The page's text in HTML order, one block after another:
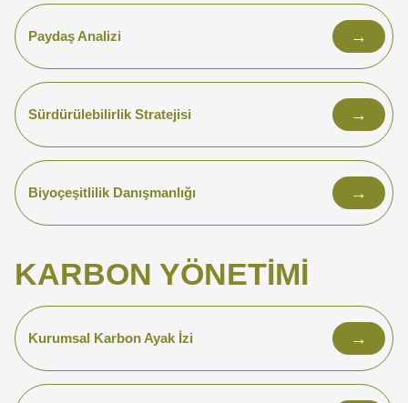
Paydaş Analizi →
Sürdürülebilirlik Stratejisi →
Biyoçeşitlilik Danışmanlığı →
KARBON YÖNETIMI
Kurumsal Karbon Ayak İzi →